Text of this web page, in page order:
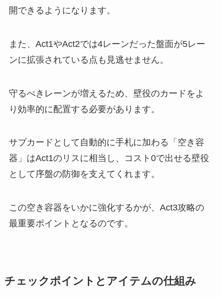
開できるようになります。
また、Act1やAct2では4レーンだった盤面が5レー
ンに拡張されている点も見逃せません。
守るべきレーンが増えるため、壁役のカードをよ
り効率的に配置する必要があります。
サブカードとして自動的に手札に加わる「空き容
器」はAct1のリスに相当し、コスト0で出せる壁役
として序盤の防御を支えてくれます。
この空き容器をいかに強化するかが、Act3攻略の
最重要ポイントとなるのです。
チェックポイントとアイテムの仕組み